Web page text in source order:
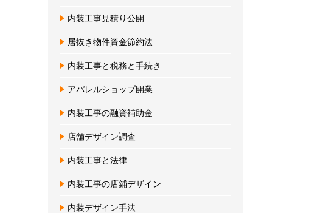
内装工事見積り公開
居抜き物件資金節約法
内装工事と税務と手続き
アパレルショップ開業
内装工事の融資補助金
店舗デザイン調査
内装工事と法律
内装工事の店鋪デザイン
内装デザイン手法